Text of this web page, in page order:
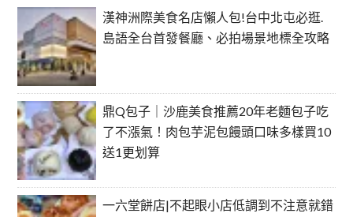
漢神洲際美食名店懶人包!台中北屯必逛.
島語全台首發餐廳、必拍場景地標全攻略
鼎Q包子｜沙鹿美食推薦20年老麵包子吃
了不漲氣！肉包芋泥包饅頭口味多樣買10
送1更划算
一六堂餅店|不起眼小店低調到不注意就錯